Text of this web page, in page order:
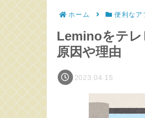
ホーム 便利なア
Leminoをテレ
原因や理由
2023.04.15